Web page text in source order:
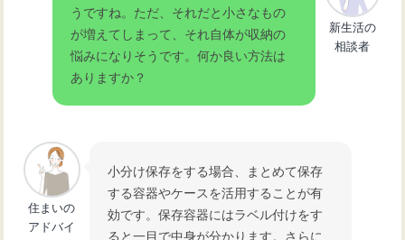
うですね。ただ、それだと小さなもの
が増えてしまって、それ自体が収納の
悩みになりそうです。何か良い方法は
ありますか？
新生活の
相談者
住まいの
アドバイ
小分け保存をする場合、まとめて保存
する容器やケースを活用することが有
効です。保存容器にはラベル付けをす
ると一目で中身が分かります。さらに